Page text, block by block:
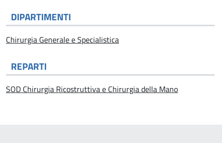
DIPARTIMENTI
Chirurgia Generale e Specialistica
REPARTI
SOD Chirurgia Ricostruttiva e Chirurgia della Mano